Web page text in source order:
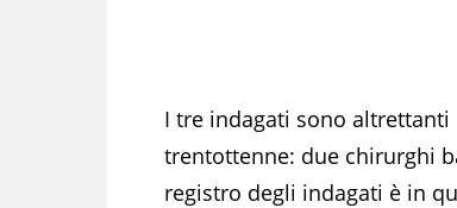
I tre indagati sono altrettanti
trentottenne: due chirurghi
registro degli indagati è in